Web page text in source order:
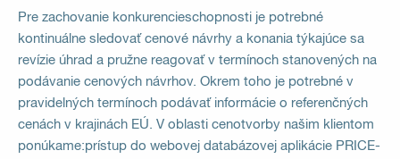
Pre zachovanie konkurencieschopnosti je potrebné
kontinuálne sledovať cenové návrhy a konania týkajúce sa
revízie úhrad a pružne reagovať v termínoch stanovených na
podávanie cenových návrhov. Okrem toho je potrebné v
pravidelných termínoch podávať informácie o referenčných
cenách v krajinách EÚ. V oblasti cenotvorby našim klientom
ponúkame:prístup do webovej databázovej aplikácie PRICE-